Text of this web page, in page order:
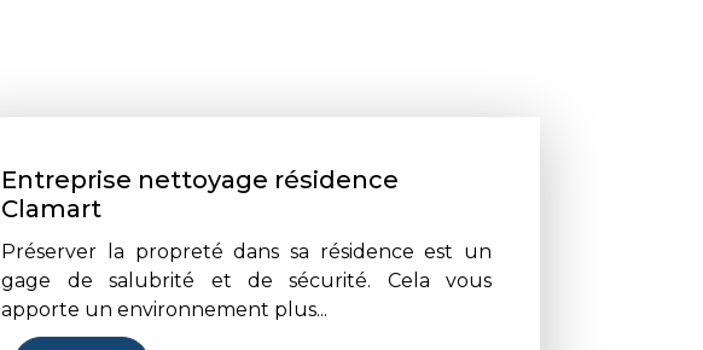
Entreprise nettoyage résidence
Clamart
Préserver la propreté dans sa résidence est un
gage de salubrité et de sécurité. Cela vous
apporte un environnement plus...